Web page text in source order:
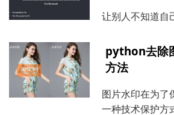
让别人不知道自
python去除
方法
图片水印在为了
一种技术保护方